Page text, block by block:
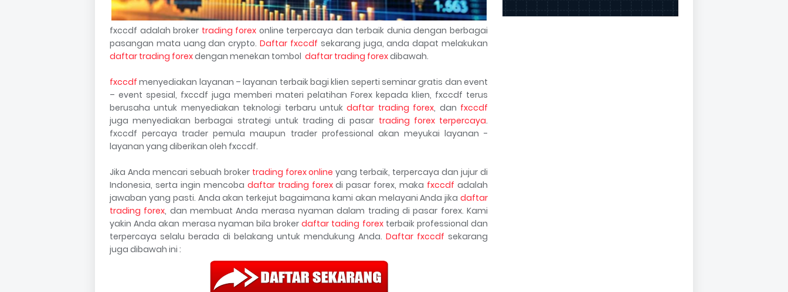
fxccdf adalah broker trading forex online terpercaya dan terbaik dunia dengan berbagai
pasangan mata uang dan crypto.Daftar fxccdf sekarang juga, anda dapat melakukan
daftar trading forexdengan menekan tombol daftar trading forexdibawah.
fxccdf menyediakan layanan – layanan terbaik bagi klien seperti seminar gratis dan event
– event spesial, fxccdf juga memberi materi pelatihan Forex kepada klien, fxccdf terus
berusaha untuk menyediakan teknologi terbaru untukdaftar trading forex, dan fxccdf
juga menyediakan berbagai strategi untuk trading di pasar trading forex terpercaya.
fxccdf percaya trader pemula maupun trader professional akan meyukai layanan -
layanan yang diberikan oleh fxccdf.
Jika Anda mencari sebuah broker trading forex online yang terbaik, terpercaya dan jujur di
Indonesia, serta ingin mencoba daftar trading forexdi pasar forex, maka fxccdf adalah
jawaban yang pasti. Anda akan terkejut bagaimana kami akan melayani Anda jika daftar
trading forex, dan membuat Anda merasa nyaman dalam trading di pasar forex. Kami
yakin Anda akan merasa nyaman bila brokerdaftar tading forexterbaik professional dan
terpercaya selalu berada di belakang untuk mendukung Anda. Daftar fxccdf sekarang
juga dibawah ini :